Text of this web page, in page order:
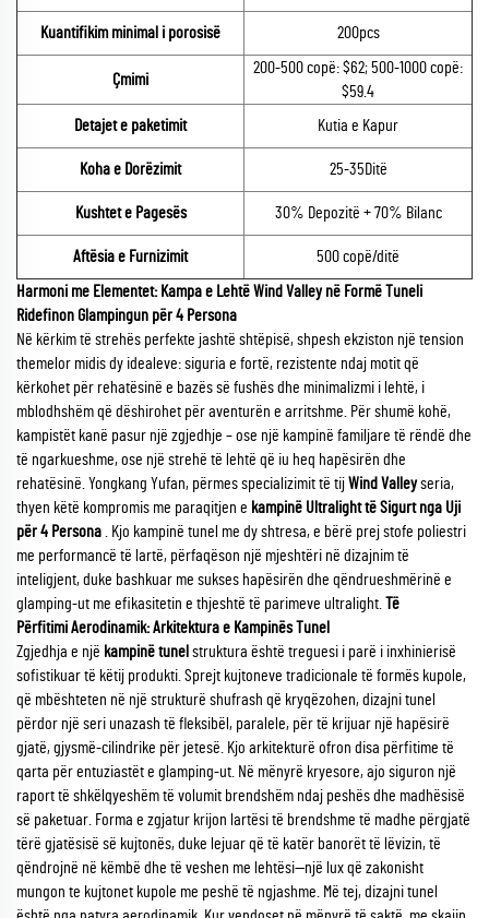
Kuantifikim minimal i porosisë 200pcs
Çmimi
200-500 copë: $62; 500-1000 copë:
$59.4
Detajet e paketimit
Kutia e Kapur
Koha e Dorëzimit 25-35Ditë
Kushtet e Pagesës 30% Depozitë + 70% Bilanc
Aftësia e Furnizimit
500 copë/ditë
Harmoni me Elementet: Kampa e Lehtë Wind Valley në Formë Tuneli
Ridefinon Glampingun për 4 Persona
Në kërkim të strehës perfekte jashtë shtëpisë, shpesh ekziston një tension
themelor midis dy idealeve: siguria e fortë, rezistente ndaj motit që
kërkohet për rehatësinë e bazës së fushës dhe minimalizmi i lehtë, i
mblodhshëm që dëshirohet për aventurën e arritshme. Për shumë kohë,
kampistët kanë pasur një zgjedhje – ose një kampinë familjare të rëndë dhe
të ngarkueshme, ose një strehë të lehtë që iu heq hapësirën dhe
rehatësinë. Yongkang Yufan, përmes specializimit të tijWind Valleyseria,
thyen këtë kompromis me paraqitjen e kampinë Ultralight të Sigurt nga Uji
për 4 Persona
. Kjo kampinë tunel me dy shtresa, e bërë prej stofe poliestri
me performancë të lartë, përfaqëson një mjeshtëri në dizajnim të
inteligjent, duke bashkuar me sukses hapësirën dhe qëndrueshmërinë e
glamping-ut me efikasitetin e thjeshtë të parimeve ultralight. Të
Përfitimi Aerodinamik: Arkitektura e Kampinës Tunel
Zgjedhja e një kampinë tunel struktura është treguesi i parë i inxhinierisë
sofistikuar të këtij produkti. Sprejt kujtoneve tradicionale të formës kupole,
që mbështeten në një strukturë shufrash që kryqëzohen, dizajni tunel
përdor një seri unazash të fleksibël, paralele, për të krijuar një hapësirë
gjatë, gjysmë-cilindrike për jetesë. Kjo arkitekturë ofron disa përfitime të
qarta për entuziastët e glamping-ut. Në mënyrë kryesore, ajo siguron një
raport të shkëlqyeshëm të volumit brendshëm ndaj peshës dhe madhësisë
së paketuar. Forma e zgjatur krijon lartësi të brendshme të madhe përgjatë
tërë gjatësisë së kujtonës, duke lejuar që të katër banorët të lëvizin, të
qëndrojnë në këmbë dhe të veshen me lehtësi—një lux që zakonisht
mungon te kujtonet kupole me peshë të ngjashme. Më tej, dizajni tunel